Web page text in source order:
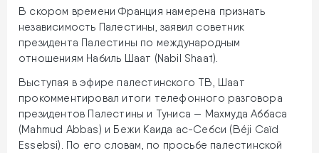
В скором времени Франция намерена признать
независимость Палестины, заявил советник
президента Палестины по международным
отношениям Набиль Шаат (Nabil Shaat).
Выступая в эфире палестинского ТВ, Шаат
прокомментировал итоги телефонного разговора
президентов Палестины и Туниса — Махмуда Аббаса
(Mahmud Abbas) и Бежи Каида ас-Себси (Béji Caïd
Essebsi). По его словам, по просьбе палестинской